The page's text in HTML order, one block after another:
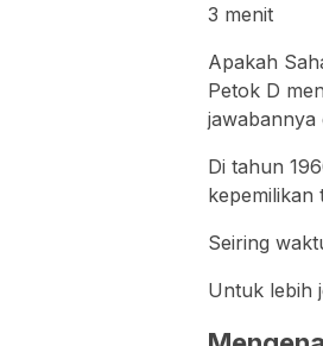
3 menit
Apakah
Petok D
jawabannya
Di tahun
kepemilikan
Seiring
Untuk lebih